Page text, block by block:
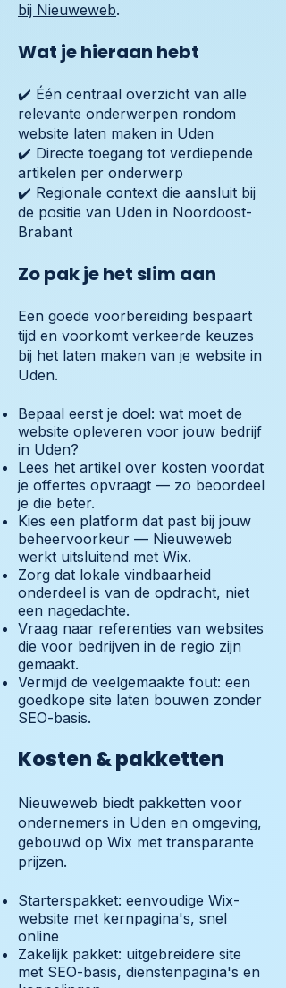
bij Nieuweweb.
Wat je hieraan hebt
✔️ Één centraal overzicht van alle
relevante onderwerpen rondom
website laten maken in Uden
✔️ Directe toegang tot verdiepende
artikelen per onderwerp
✔️ Regionale context die aansluit bij
de positie van Uden in Noordoost-
Brabant
Zo pak je het slim aan
Een goede voorbereiding bespaart
tijd en voorkomt verkeerde keuzes
bij het laten maken van je website in
Uden.
Bepaal eerst je doel: wat moet de
website opleveren voor jouw bedrijf
in Uden?
Lees het artikel over kosten voordat
je offertes opvraagt — zo beoordeel
je die beter.
Kies een platform dat past bij jouw
beheervoorkeur — Nieuweweb
werkt uitsluitend met Wix.
Zorg dat lokale vindbaarheid
onderdeel is van de opdracht, niet
een nagedachte.
Vraag naar referenties van websites
die voor bedrijven in de regio zijn
gemaakt.
Vermijd de veelgemaakte fout: een
goedkope site laten bouwen zonder
SEO-basis.
Kosten & pakketten
Nieuweweb biedt pakketten voor
ondernemers in Uden en omgeving,
gebouwd op Wix met transparante
prijzen.
Starterspakket: eenvoudige Wix-
website met kernpagina's, snel
online
Zakelijk pakket: uitgebreidere site
met SEO-basis, dienstenpagina's en